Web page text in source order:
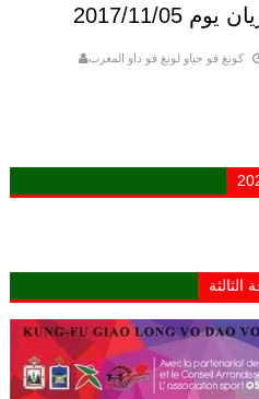
11/05
كونغ فو جياو لونغ فو داو المغرب